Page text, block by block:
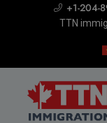
+1-204-
TTN
Tư vấn
Chuyên
TTN
Tư vấn